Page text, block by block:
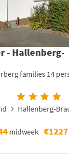
- Hallenberg-
families 14
Hallenberg-
midweek €1227